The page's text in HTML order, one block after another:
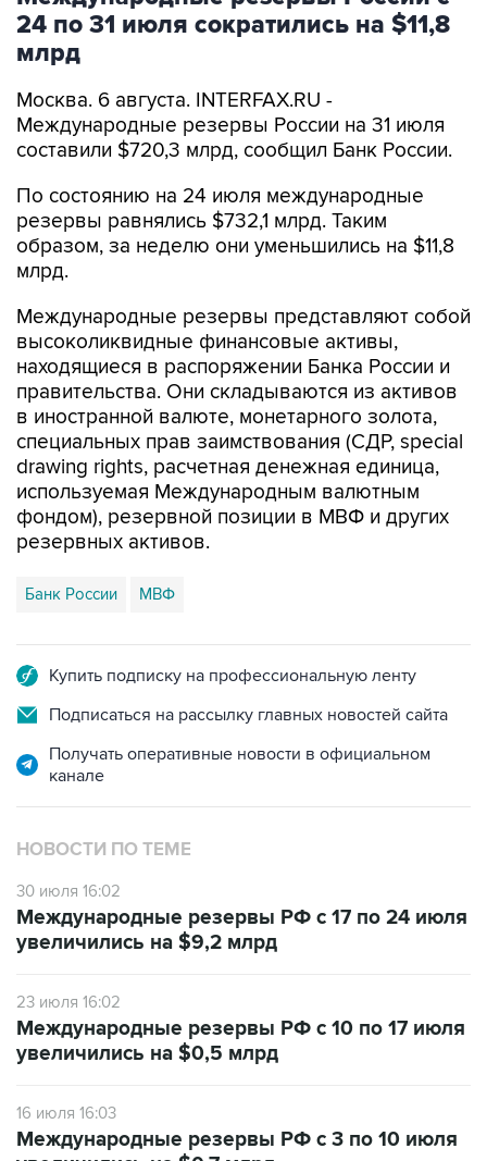
24 по 31 июля сократились на $11,8
млрд
Москва. 6 августа. INTERFAX.RU -
Международные резервы России на 31 июля
составили $720,3 млрд, сообщил Банк России.
По состоянию на 24 июля международные
резервы равнялись $732,1 млрд. Таким
образом, за неделю они уменьшились на $11,8
млрд.
Международные резервы представляют собой
высоколиквидные финансовые активы,
находящиеся в распоряжении Банка России и
правительства. Они складываются из активов
в иностранной валюте, монетарного золота,
специальных прав заимствования (СДР, special
drawing rights, расчетная денежная единица,
используемая Международным валютным
фондом), резервной позиции в МВФ и других
резервных активов.
Банк России МВФ
Купить подписку на профессиональную ленту
Подписаться на рассылку главных новостей сайта
Получать оперативные новости в официальном
канале
НОВОСТИ ПО ТЕМЕ
30 июля 16:02
Международные резервы РФ с 17 по 24 июля
увеличились на $9,2 млрд
23 июля 16:02
Международные резервы РФ с 10 по 17 июля
увеличились на $0,5 млрд
16 июля 16:03
Международные резервы РФ с 3 по 10 июля